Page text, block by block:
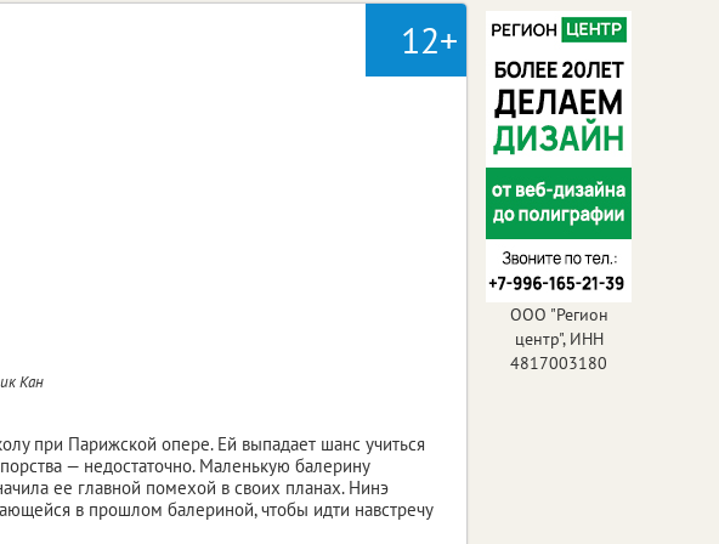
12+
Кан
при Парижской опере. Ей выпадает шанс учиться
— недостаточно. Маленькую балерину
ее главной помехой в своих планах. Нинэ
в прошлом балериной, чтобы идти навстречу
ООО "Регион
центр", ИНН
4817003180